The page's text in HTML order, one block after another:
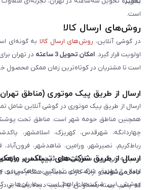
است.
روش‌های ارسال کالا
در گوشی آنلاین، روش‌های ارسال کالا به گونه‌ای
اولویت قرار گیرد. امکان تحویل 3 ساعته
در تهران
است تا مشتریان در کوتاه‌ترین زمان ممکن محصول
ارسال از طریق پیک موتوری (مناطق
همچنین مناطق حومه شهر است. مناطق تحت پوشش
چهاردانگه، شهرقدس، کهریزک، اسلامشهر،
رباط‌کریم، نصیرشهر، ورامین، شاهدشهر،
اندیشه می‌شود. سفارش‌های ثبت‌شده در
داده می‌شوندو ارائه کارت شناسایی هنگام دریافت
که پلمپ بسته مخدوش یا آسیب دیده باشد، از
ارسال از طریق شرکت‌های تیپاکس،
ارسال از طریق شرکت‌های تیپاکس، ماهکس و